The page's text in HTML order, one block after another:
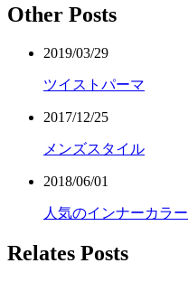
Other Posts
2019/03/29
ツイストパーマ
2017/12/25
メンズスタイル
2018/06/01
人気のインナーカラー
Relates Posts